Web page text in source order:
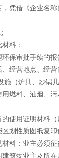
，凭借《企业名
料：
审批手续的报
经营地点、经
施（炉具、炒锅
用燃料、油烟、
用证明材料（
划性质图纸复印
：业主必须征
筑物业主及所